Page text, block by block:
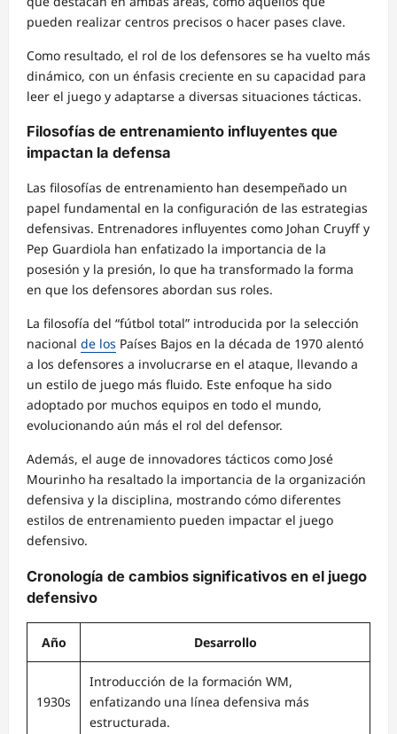
pueden realizar centros precisos o hacer pases clave.
Como resultado, el rol de los defensores se ha vuelto más
dinámico, con un énfasis creciente en su capacidad para
leer el juego y adaptarse a diversas situaciones tácticas.
Filosofías de entrenamiento influyentes que
impactan la defensa
Las filosofías de entrenamiento han desempeñado un
papel fundamental en la configuración de las estrategias
defensivas. Entrenadores influyentes como Johan Cruyff y
Pep Guardiola han enfatizado la importancia de la
posesión y la presión, lo que ha transformado la forma
en que los defensores abordan sus roles.
La filosofía del “fútbol total” introducida por la selección
nacional de los Países Bajos en la década de 1970 alentó
a los defensores a involucrarse en el ataque, llevando a
un estilo de juego más fluido. Este enfoque ha sido
adoptado por muchos equipos en todo el mundo,
evolucionando aún más el rol del defensor.
Además, el auge de innovadores tácticos como José
Mourinho ha resaltado la importancia de la organización
defensiva y la disciplina, mostrando cómo diferentes
estilos de entrenamiento pueden impactar el juego
defensivo.
Cronología de cambios significativos en el juego
defensivo
Año Desarrollo
1930s
Introducción de la formación WM,
enfatizando una línea defensiva más
estructurada.